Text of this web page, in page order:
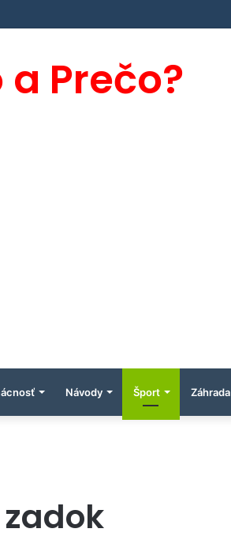
a Prečo?
Návody Šport Záhrada